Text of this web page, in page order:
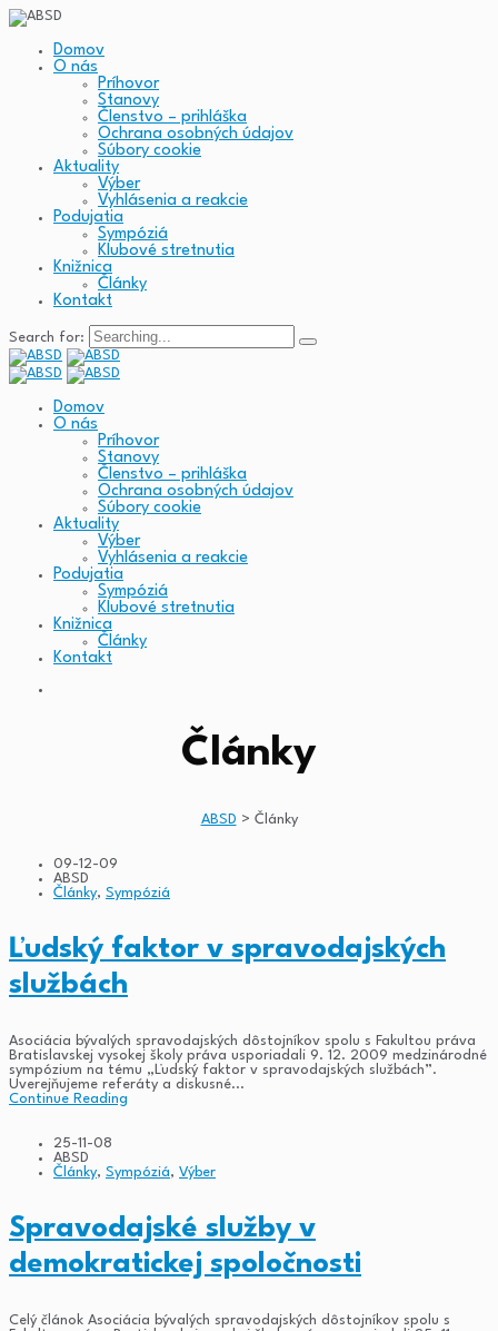
Domov
O nás
Príhovor
Stanovy
Členstvo – prihláška
Ochrana osobných údajov
Súbory cookie
Aktuality
Výber
Vyhlásenia a reakcie
Podujatia
Sympóziá
Klubové stretnutia
Knižnica
Články
Kontakt
Search for:
Domov
O nás
Príhovor
Stanovy
Členstvo – prihláška
Ochrana osobných údajov
Súbory cookie
Aktuality
Výber
Vyhlásenia a reakcie
Podujatia
Sympóziá
Klubové stretnutia
Knižnica
Články
Kontakt
Články
ABSD > Články
09-12-09
ABSD
Články, Sympóziá
Ľudský faktor v spravodajských
službách
Asociácia bývalých spravodajských dôstojníkov spolu s Fakultou práva
Bratislavskej vysokej školy práva usporiadali 9. 12. 2009 medzinárodné
sympózium na tému „Ľudský faktor v spravodajských službách”.
Uverejňujeme referáty a diskusné...
Continue Reading
25-11-08
ABSD
Články, Sympóziá, Výber
Spravodajské služby v
demokratickej spoločnosti
Celý článok Asociácia bývalých spravodajských dôstojníkov spolu s